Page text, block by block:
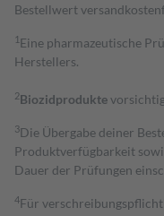
Bestell­wert
1 Eine pharmazeutische
Herstellers.
2Biozidprodukte
3Die Übergabe deiner
Produktverfügbarkeit
Dauer der Prüfungen
4Für